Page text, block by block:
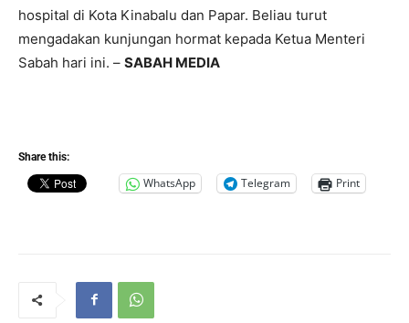
hospital di Kota Kinabalu dan Papar. Beliau turut
mengadakan kunjungan hormat kepada Ketua Menteri
Sabah hari ini. – SABAH MEDIA
Share this:
WhatsApp Telegram Print